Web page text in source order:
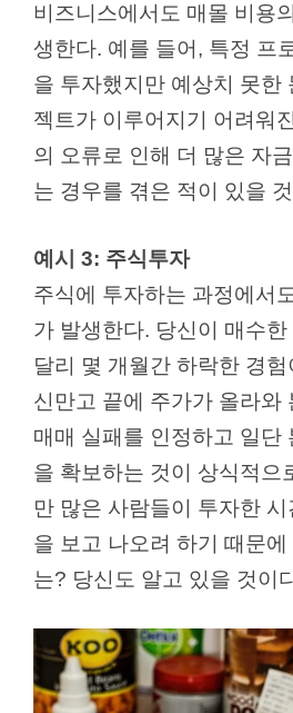
비즈니스에서도 매몰 비용
생한다. 예를 들어, 특정 프
을 투자했지만 예상치 못한
젝트가 이루어지기 어려워
의 오류로 인해 더 많은 자
는 경우를 겪은 적이 있을
예시 3: 주식투자
주식에 투자하는 과정에서
가 발생한다. 당신이 매수
달리 몇 개월간 하락한 경
신만고 끝에 주가가 올라와
매매 실패를 인정하고 일단
을 확보하는 것이 상식적으
만 많은 사람들이 투자한
을 보고 나오려 하기 때문
는? 당신도 알고 있을 것이